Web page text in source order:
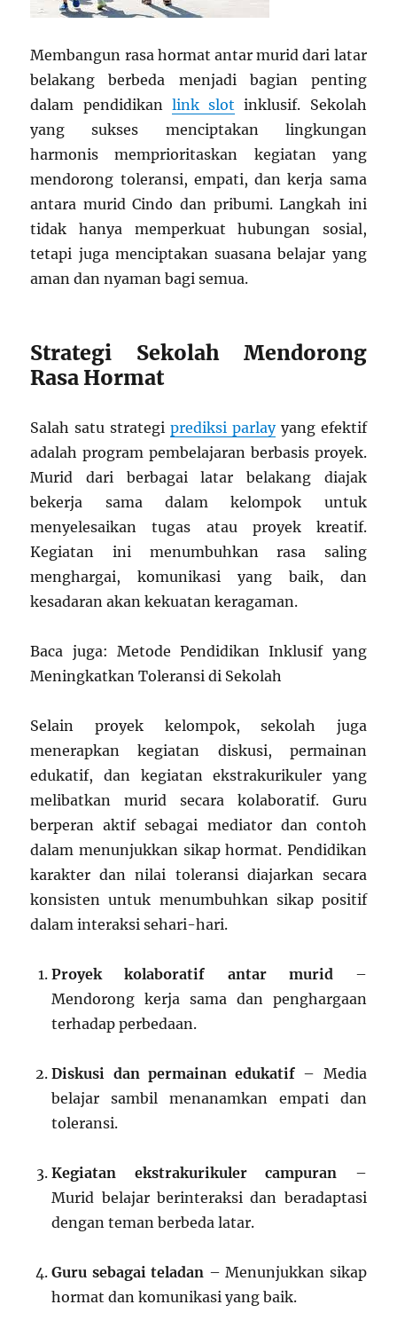
Membangun rasa hormat antar murid dari latar
belakang berbeda menjadi bagian penting
dalam pendidikan link slot inklusif. Sekolah
yang sukses menciptakan lingkungan
harmonis memprioritaskan kegiatan yang
mendorong toleransi, empati, dan kerja sama
antara murid Cindo dan pribumi. Langkah ini
tidak hanya memperkuat hubungan sosial,
tetapi juga menciptakan suasana belajar yang
aman dan nyaman bagi semua.
Strategi Sekolah Mendorong
Rasa Hormat
Salah satu strategi prediksi parlayyang efektif
adalah program pembelajaran berbasis proyek.
Murid dari berbagai latar belakang diajak
bekerja sama dalam kelompok untuk
menyelesaikan tugas atau proyek kreatif.
Kegiatan ini menumbuhkan rasa saling
menghargai, komunikasi yang baik, dan
kesadaran akan kekuatan keragaman.
Baca juga: Metode Pendidikan Inklusif yang
Meningkatkan Toleransi di Sekolah
Selain proyek kelompok, sekolah juga
menerapkan kegiatan diskusi, permainan
edukatif, dan kegiatan ekstrakurikuler yang
melibatkan murid secara kolaboratif. Guru
berperan aktif sebagai mediator dan contoh
dalam menunjukkan sikap hormat. Pendidikan
karakter dan nilai toleransi diajarkan secara
konsisten untuk menumbuhkan sikap positif
dalam interaksi sehari-hari.
Proyek kolaboratif antar murid–
Mendorong kerja sama dan penghargaan
terhadap perbedaan.
Diskusi dan permainan edukatif – Media
belajar sambil menanamkan empati dan
toleransi.
Kegiatan ekstrakurikuler campuran –
Murid belajar berinteraksi dan beradaptasi
dengan teman berbeda latar.
Guru sebagai teladan – Menunjukkan sikap
hormat dan komunikasi yang baik.